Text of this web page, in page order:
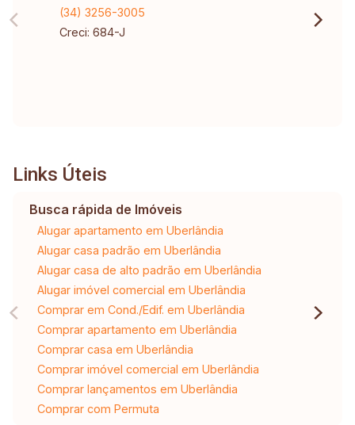
(34) 3256-3005
Creci: 684-J
Links Úteis
Busca rápida de Imóveis
Alugar apartamento em Uberlândia
Alugar casa padrão em Uberlândia
Alugar casa de alto padrão em Uberlândia
Alugar imóvel comercial em Uberlândia
Comprar em Cond./Edif. em Uberlândia
Comprar apartamento em Uberlândia
Comprar casa em Uberlândia
Comprar imóvel comercial em Uberlândia
Comprar lançamentos em Uberlândia
Comprar com Permuta